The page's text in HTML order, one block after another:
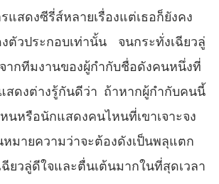
แสดงซีรี่ส์หลายเรื่องแต่เธอก็ยังคง
งตัวประกอบเท่านั้น จนกระทั่งเฉียวลู่
ากทีมงานของผู้กำกับชื่อดังคนหนึ่งที่
สดงต่างรู้กันดีว่า ถ้าหากผู้กำกับคนนี้
นหรือนักแสดงคนไหนที่เขาเจาะจง
หมายความว่าจะต้องดังเป็นพลุแตก
วลู่ดีใจและตื่นเต้นมากในที่สุดเวลา